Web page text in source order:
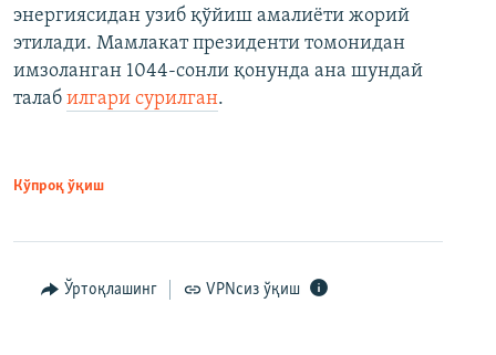
энергиясидан узиб қўйиш амалиёти жорий
этилади. Мамлакат президенти томонидан
имзоланган 1044-сонли қонунда ана шундай
талаб илгари сурилган.
Кўпроқ ўқиш
Ўртоқлашинг VPNсиз ўқиш